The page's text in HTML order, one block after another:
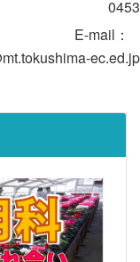
0453
：
ec.ed.jp